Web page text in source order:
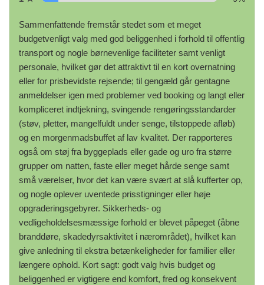
Sammenfattende fremstår stedet som et meget
budgetvenligt valg med god beliggenhed i forhold til offentlig
transport og nogle børnevenlige faciliteter samt venligt
personale, hvilket gør det attraktivt til en kort overnatning
eller for prisbevidste rejsende; til gengæld går gentagne
anmeldelser igen med problemer ved booking og langt eller
kompliceret indtjekning, svingende rengøringsstandarder
(støv, pletter, mangelfuldt under senge, tilstoppede afløb)
og en morgenmadsbuffet af lav kvalitet. Der rapporteres
også om støj fra byggeplads eller gade og uro fra større
grupper om natten, faste eller meget hårde senge samt
små værelser, hvor det kan være svært at slå kufferter op,
og nogle oplever uventede prisstigninger eller høje
opgraderingsgebyrer. Sikkerheds- og
vedligeholdelsesmæssige forhold er blevet påpeget (åbne
branddøre, skadedyrsaktivitet i nærområdet), hvilket kan
give anledning til ekstra betænkeligheder for familier eller
længere ophold. Kort sagt: godt valg hvis budget og
beliggenhed er vigtigere end komfort, fred og konsekvent